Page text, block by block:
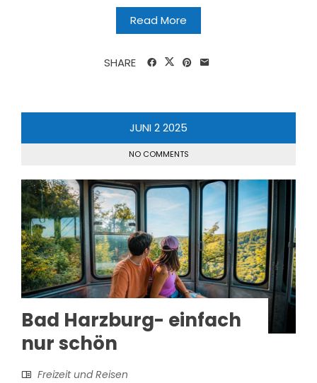
Read More
SHARE
JUNI22025
NO COMMENTS
Bad Harzburg- einfach
nur schön
Freizeit und Reisen